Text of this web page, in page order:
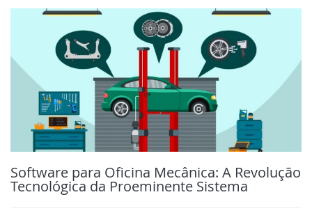
Software para Oficina Mecânica: A Revolução
Tecnológica da Proeminente Sistema